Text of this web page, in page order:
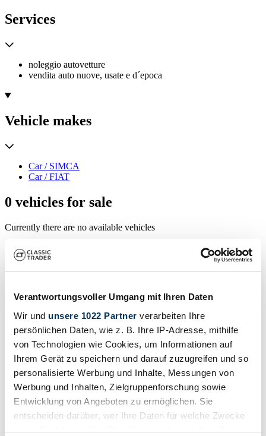
Verantwortungsvoller Umgang mit Ihren Daten
Wir und unsere 1022 Partner verarbeiten Ihre
persönlichen Daten, wie z. B. Ihre IP-Adresse, mithilfe
von Technologien wie Cookies, um Informationen auf
Ihrem Gerät zu speichern und darauf zuzugreifen und so
personalisierte Werbung und Inhalte, Messungen von
Werbung und Inhalten, Zielgruppenforschung sowie
Entwicklung von Angeboten zu ermöglichen. Sie
entscheiden darüber, wer Ihre Daten für welche Zwecke
nutzt. Sie können Ihre Einwilligung jederzeit über die
Ma l'azienda non è solo autonoleggio, è
Autovetture multimarche ti aspettano nella nostra unica sede, potrai
effettuare.
L'Autosalone amplia la scelta dei suoi prodotti con la possibilità di
acquistare non solo auto nuove, ma anche auto usate e
nostri clienti.
Services
noleggio autovetture
vendita auto nuove, usate e d´epoca
Vehicle makes
Car / SIMCA
Car / FIAT
0 vehicles for sale
Currently there are no available vehicles
Your contact person
Contact
Contact
Rosaldo Chianucci
Contact
References